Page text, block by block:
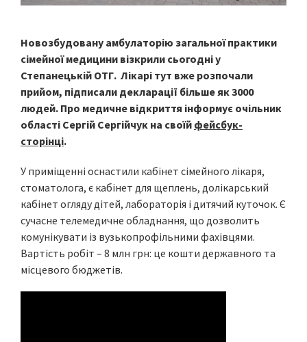
Новозбудовану амбулаторію загальної практики
сімейної медицини візкрили сьогодні у
Степанецькій ОТГ. Лікарі тут вже розпочали
прийом, підписали декларації більше як 3000
людей. Про медичне відкриття інформує очільник
області Сергій Сергійчук на своїй фейсбук-
сторінці.
У приміщенні оснастили кабінет сімейного лікаря,
стоматолога, є кабінет для щеплень, долікарський
кабінет огляду дітей, лабораторія і дитячий куточок. Є
сучасне телемедичне обладнання, що дозволить
комунікувати із вузькопрофільними фахівцями.
Вартість робіт – 8 млн грн: це кошти державного та
місцевого бюджетів.